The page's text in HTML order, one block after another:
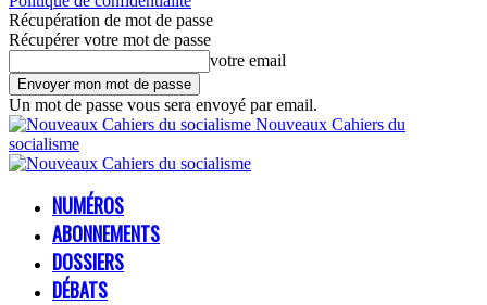
Récupération de mot de passe
Récupérer votre mot de passe
votre email
Un mot de passe vous sera envoyé par email.
Nouveaux Cahiers du
socialisme
NUMÉROS
ABONNEMENTS
DOSSIERS
DÉBATS